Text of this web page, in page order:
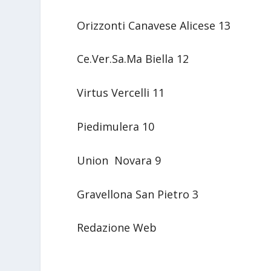
Orizzonti Canavese Alicese 13
Ce.Ver.Sa.Ma Biella 12
Virtus Vercelli 11
Piedimulera 10
Union Novara 9
Gravellona San Pietro 3
Redazione Web